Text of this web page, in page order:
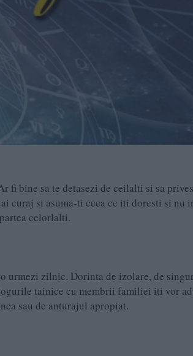
fi bine sa te detasezi de ceilalti si sa
curaj si asuma-ti ceea ce iti doresti si nu
celorlalti.
urmezi zilnic. Dorinta de izolare, de
tainice cu membrii familiei iti vor
sau de anturajul apropiat.